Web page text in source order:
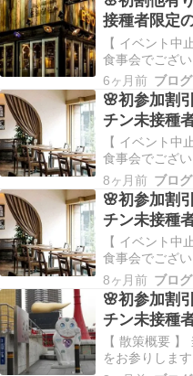
す！ 六本木で
内の雰囲気・
と思います。
接種者限定
野のレスト
５ｈのコー
食事会！ 社
の告知
【 イベント中
食事会でござ
止とさせて頂
親の葬儀が入
きます。 ほぼ
ながら、全く
せていただく
いませ…
6ヶ月前
🌸初参加割
チン未接種
ュッフェ食
イベントの
【 イベント中
食事会でござ
止とさせて頂
満員でしたが
で、且つ、男
出た為、当日
める事は困難
せて頂きま…
8ヶ月前
🌸初参加割
チン未接種
ュッフェ食
イベントの
【 イベント中
食事会でござ
止とさせて頂
満員でしたが
で、且つ、男
出た為、当日
める事は困難
せて頂きま…
8ヶ月前
🌸初参加割
チン未接種
人気の浅草
ル イベント
【 散策概要
をお参りしま